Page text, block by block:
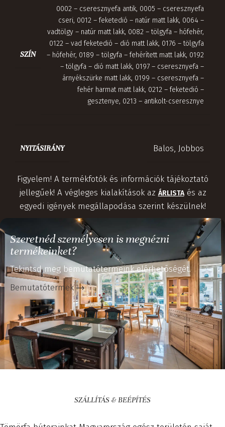
SZÍN
0002 – cseresznyefa antik, 0005 – cseresznyefa
cseri, 0012 – feketedió – natúr matt lakk, 0064 –
vadtölgy – natúr matt lakk, 0082 – tölgyfa – hófehér,
0122 – vad feketedió – dió matt lakk, 0176 – tölgyfa
– hófehér, 0189 – tölgyfa – fehérített matt lakk, 0192
– tölgyfa – dió matt lakk, 0197 – cseresznyefa –
árnyékszürke matt lakk, 0199 – cseresznyefa –
fehér harmat matt lakk, 0212 – feketedió –
gesztenye, 0213 – antikolt-cseresznye
NYITÁSIRÁNY Balos, Jobbos
Figyelem! A termékfotók és információk tájékoztató
jellegűek! A végleges kialakítások az ÁRLISTAés az
egyedi igények megállapodása szerint készülnek!
Szeretnéd személyesen is megnézni
termékeinket?
Tekintsd meg bemutatótermeink elérhetőségét.
Bemutatótermek
SZÁLLÍTÁS & BEÉPÍTÉS